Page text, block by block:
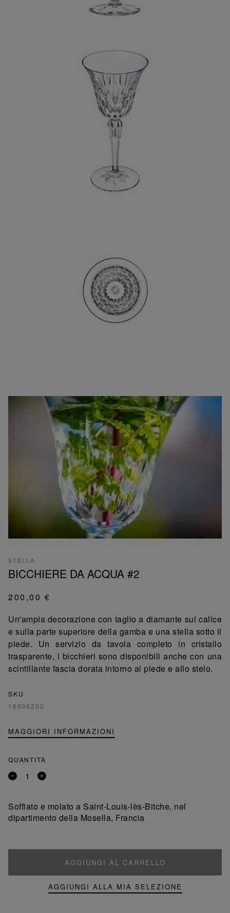
STELLA
BICCHIERE DA ACQUA #2
200,00 €
Un'ampia decorazione con taglio a diamante sul calice
e sulla parte superiore della gamba e una stella sotto il
piede. Un servizio da tavola completo in cristallo
trasparente, i bicchieri sono disponibili anche con una
scintillante fascia dorata intorno al piede e allo stelo.
SKU
18600200
MAGGIORI INFORMAZIONI
QUANTITÀ
Rimuovi
Aggiungi
Soffiato e molato a Saint-Louis-lès-Bitche, nel
dipartimento della Mosella, Francia
AGGIUNGI AL CARRELLO
AGGIUNGI ALLA MIA SELEZIONE